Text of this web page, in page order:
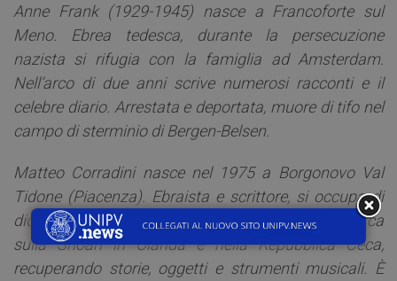
Anne Frank (1929-1945) nasce a Francoforte sul
Meno. Ebrea tedesca, durante la persecuzione
nazista si rifugia con la famiglia ad Amsterdam.
Nell’arco di due anni scrive numerosi racconti e il
celebre diario. Arrestata e deportata, muore di tifo nel
campo di sterminio di Bergen-Belsen.
Matteo Corradini nasce nel 1975 a Borgonovo Val
Tidone (Piacenza). Ebraista e scrittore, si occupa di
didattica della Memoria e svolge attività di ricerca
sulla Shoah in Olanda e nella Repubblica Ceca,
recuperando storie, oggetti e strumenti musicali. È